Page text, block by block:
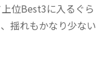
位Best3に入るぐら
揺れもかなり少ない